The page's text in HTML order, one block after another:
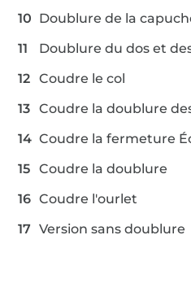
Doublure de la
Doublure du dos et
Coudre le col
Coudre la doublure
Coudre la fermeture
Coudre la doublure
Coudre l'ourlet
Version sans doublure